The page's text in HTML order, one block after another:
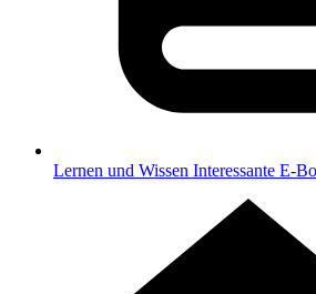
Lernen und Wissen Interessante E-